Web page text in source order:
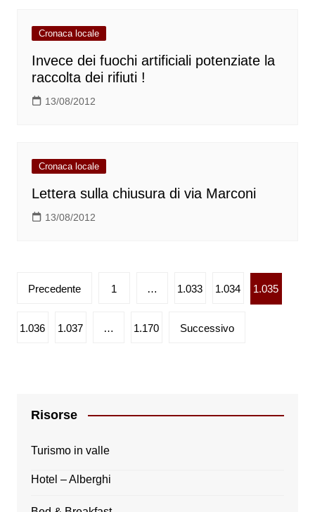
Cronaca locale
Invece dei fuochi artificiali potenziate la
raccolta dei rifiuti !
13/08/2012
Cronaca locale
Lettera sulla chiusura di via Marconi
13/08/2012
Paginazione
articoli
Precedente 1 … 1.033 1.034 1.035
1.036 1.037 … 1.170 Successivo
Risorse
Turismo in valle
Hotel – Alberghi